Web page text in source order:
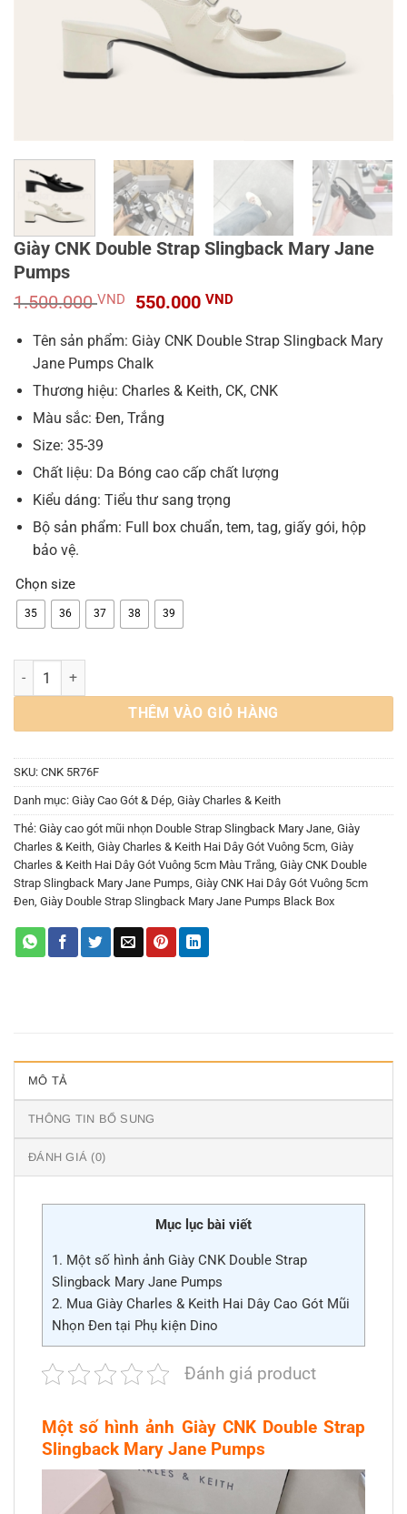
Giày CNK Double Strap Slingback Mary Jane
Pumps
1.500.000VND
Giá
là:
1.500.000 VND.
550.000 VNDGiá
tại
Tên sản phẩm: Giày CNK Double Strap Slingback Mary
Jane Pumps Chalk
Thương hiệu: Charles & Keith, CK, CNK
Màu sắc: Đen, Trắng
Size: 35-39
Chất liệu: Da Bóng cao cấp chất lượng
Kiểu dáng: Tiểu thư sang trọng
Bộ sản phẩm: Full box chuẩn, tem, tag, giấy gói, hộp
bảo vệ.
Chọn size
35 36 37 38 39
Giày CNK Double Strap Slingback Mary Jane Pumps số lượng
THÊM VÀO GIỎ HÀNG
SKU: CNK 5R76F
Danh mục: Giày Cao Gót & Dép Giày Charles & Keith
Thẻ: Giày cao gót mũi nhọn Double Strap Slingback Mary Jane Giày
Charles & Keith Giày Charles & Keith Hai Dây Gót Vuông 5cm Giày
Charles & Keith Hai Dây Gót Vuông 5cm Màu Trắng Giày CNK Double
Strap Slingback Mary Jane Pumps Giày CNK Hai Dây Gót Vuông 5cm
Đen Giày Double Strap Slingback Mary Jane Pumps Black Box
MÔ TẢ
THÔNG TIN BỔ SUNG
ĐÁNH GIÁ (0)
Mục lục bài viết
1. Một số hình ảnh Giày CNK Double Strap
Slingback Mary Jane Pumps
2. Mua Giày Charles & Keith Hai Dây Cao Gót Mũi
Nhọn Đen tại Phụ kiện Dino
Đánh giá product
Một số hình ảnh Giày CNK Double Strap
Slingback Mary Jane Pumps